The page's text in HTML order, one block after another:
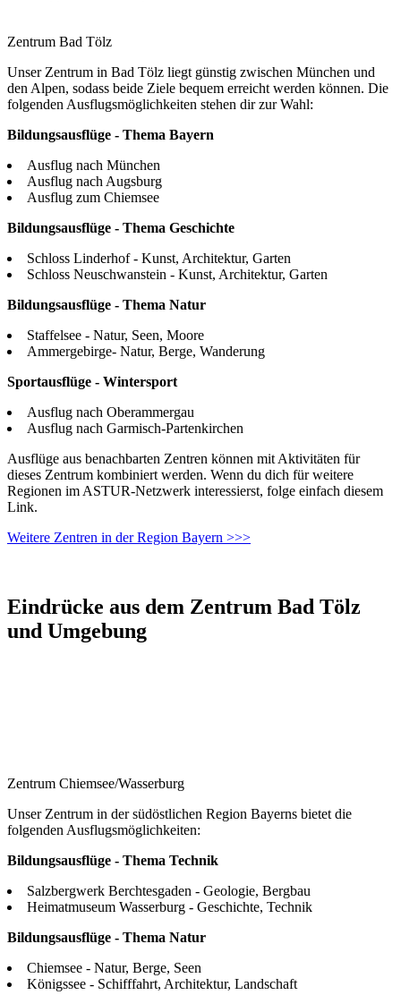
Zentrum Bad Tölz
Unser Zentrum in Bad Tölz liegt günstig zwischen München und
den Alpen, sodass beide Ziele bequem erreicht werden können. Die
folgenden Ausflugsmöglichkeiten stehen dir zur Wahl:
Bildungsausflüge - Thema Bayern
Ausflug nach München
Ausflug nach Augsburg
Ausflug zum Chiemsee
Bildungsausflüge - Thema Geschichte
Schloss Linderhof - Kunst, Architektur, Garten
Schloss Neuschwanstein - Kunst, Architektur, Garten
Bildungsausflüge - Thema Natur
Staffelsee - Natur, Seen, Moore
Ammergebirge- Natur, Berge, Wanderung
Sportausflüge - Wintersport
Ausflug nach Oberammergau
Ausflug nach Garmisch-Partenkirchen
Ausflüge aus benachbarten Zentren können mit Aktivitäten für
dieses Zentrum kombiniert werden. Wenn du dich für weitere
Regionen im ASTUR-Netzwerk interessierst, folge einfach diesem
Link.
Weitere Zentren in der Region Bayern >>>
Eindrücke aus dem Zentrum Bad Tölz
und Umgebung
Zentrum Chiemsee/Wasserburg
Unser Zentrum in der südöstlichen Region Bayerns bietet die
folgenden Ausflugsmöglichkeiten:
Bildungsausflüge - Thema Technik
Salzbergwerk Berchtesgaden - Geologie, Bergbau
Heimatmuseum Wasserburg - Geschichte, Technik
Bildungsausflüge - Thema Natur
Chiemsee - Natur, Berge, Seen
Königssee - Schifffahrt, Architektur, Landschaft